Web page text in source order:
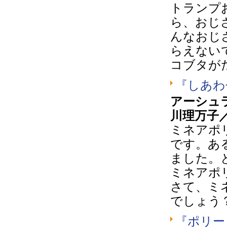
トラン
ら、おじ
んなおじ
らえない
コブタが
『しあ
アーシ
川理万
ミネアポ
です。あ
ました。
ミネアポ
さて、ミ
でしょう
『ポリ